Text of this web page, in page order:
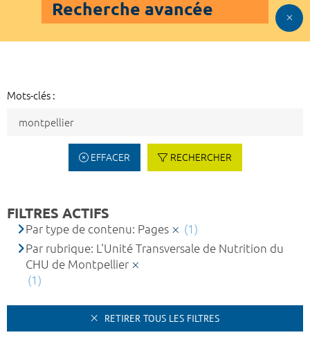
Recherche avancée
Mots-clés :
EFFACER RECHERCHER
FILTRES ACTIFS
Par type de contenu: Pages
(1)
Par rubrique: L'Unité Transversale de Nutrition du
CHU de Montpellier
(1)
RETIRER TOUS LES FILTRES